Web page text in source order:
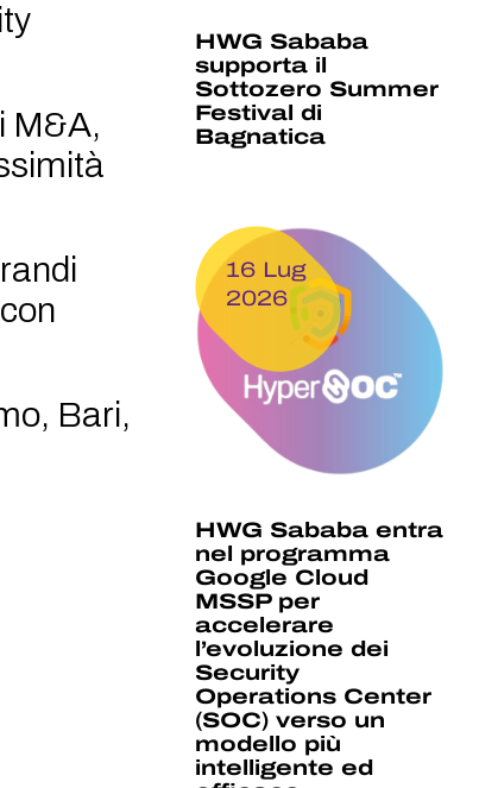
M&A,
Bari,
HWG Sababa
supporta il
Sottozero Summer
Festival di
Bagnatica
16 Lug
2026
HWG Sababa entra
nel programma
Google Cloud
MSSP per
accelerare
l’evoluzione dei
Security
Operations Center
(SOC) verso un
modello più
intelligente ed